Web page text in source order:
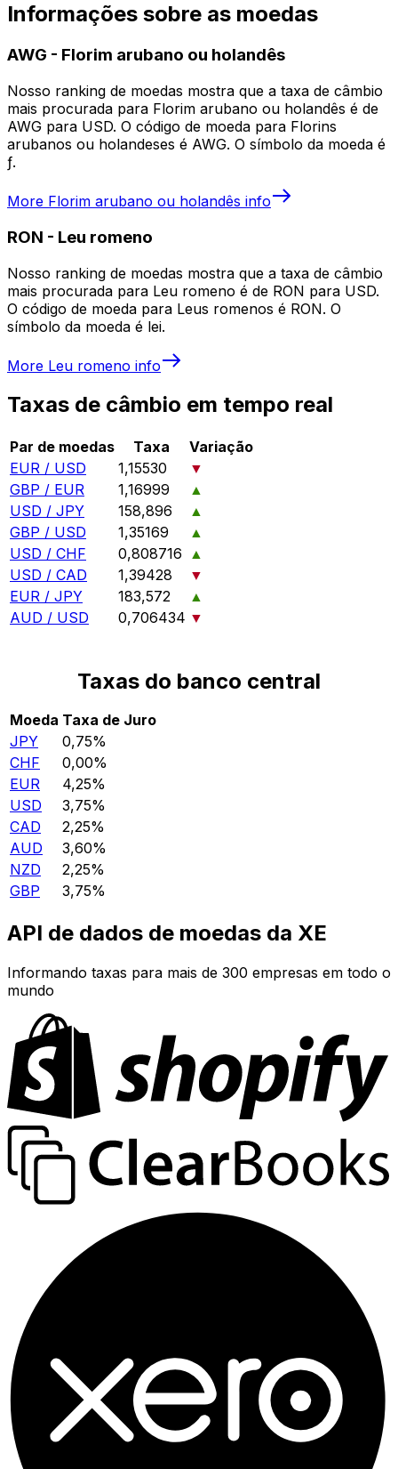
Informações sobre as moedas
AWG - Florim arubano ou holandês
Nosso ranking de moedas mostra que a taxa de câmbio
mais procurada para Florim arubano ou holandês é de
AWG para USD. O código de moeda para Florins
arubanos ou holandeses é AWG. O símbolo da moeda é
ƒ.
More Florim arubano ou holandês info
RON - Leu romeno
Nosso ranking de moedas mostra que a taxa de câmbio
mais procurada para Leu romeno é de RON para USD.
O código de moeda para Leus romenos é RON. O
símbolo da moeda é lei.
More Leu romeno info
Taxas de câmbio em tempo real
Par de moedas Taxa
Variação
EUR / USD
1,15530
▼
GBP / EUR
1,16999
▲
USD / JPY
158,896
▲
GBP / USD
1,35169
▲
USD / CHF
0,808716 ▲
USD / CAD
1,39428
▼
EUR / JPY
183,572
▲
AUD / USD
0,706434 ▼
Taxas do banco central
Moeda Taxa de Juro
JPY
0,75%
CHF
0,00%
EUR
4,25%
USD
3,75%
CAD
2,25%
AUD
3,60%
NZD
2,25%
GBP
3,75%
API de dados de moedas da XE
Informando taxas para mais de 300 empresas em todo o
mundo